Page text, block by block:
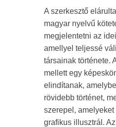
A szerkesztő
magyar nyelvű
megjelentetni az
amellyel teljessé
társainak története.
mellett egy
elindítanak,
rövidebb történet,
szerepel,
grafikus illusztrál.